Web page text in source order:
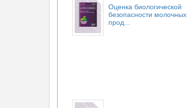
Оценка биологической
безопасности молочных
прод...